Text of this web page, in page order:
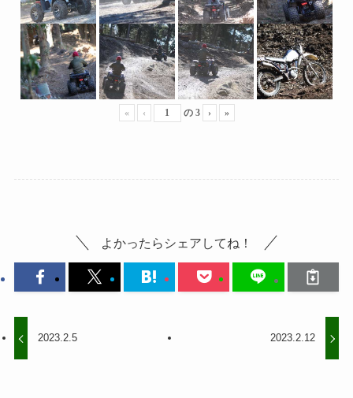
« ‹ の 3 › »
よかったらシェアしてね！
2023.2.5 2023.2.12